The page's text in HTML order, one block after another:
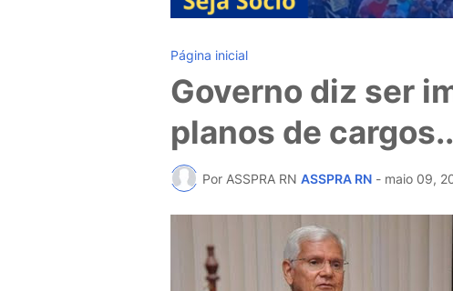
Página inicial
Governo diz ser
planos de
Por ASSPRA RN ASSPRA RN - maio 09,